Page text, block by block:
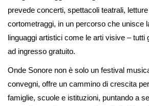
prevede concerti, spettacoli teatrali,
cortometraggi, in un percorso che unisce
linguaggi artistici come le arti visive – tutti
ad ingresso gratuito.
Onde Sonore non è solo un festival
convegni, offre un cammino di crescita
famiglie, scuole e istituzioni, puntando a